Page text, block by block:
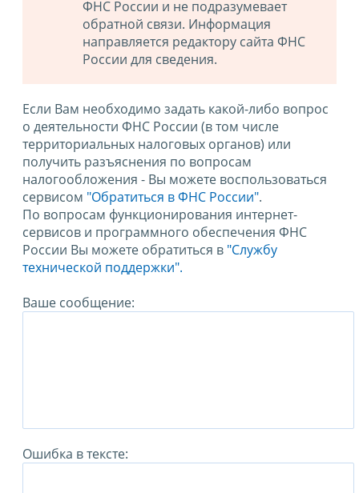
ФНС России и не подразумевает
обратной связи. Информация
направляется редактору сайта ФНС
России для сведения.
Если Вам необходимо задать какой-либо вопрос
о деятельности ФНС России (в том числе
территориальных налоговых органов) или
получить разъяснения по вопросам
налогообложения - Вы можете воспользоваться
сервисом "Обратиться в ФНС России".
По вопросам функционирования интернет-
сервисов и программного обеспечения ФНС
России Вы можете обратиться в "Службу
технической поддержки".
Ваше сообщение:
Ошибка в тексте: